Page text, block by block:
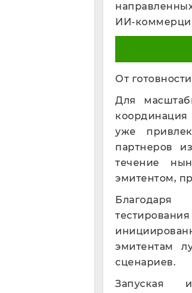
ИИ-
От
Для
координация
уже
партнеров
течение
эмитентом,
Благодаря
эмитентам
сценариев.
Запуская